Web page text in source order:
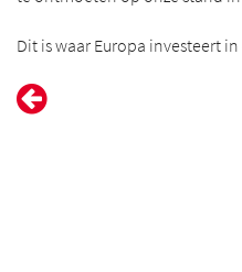
Dit is waar Europa investeert